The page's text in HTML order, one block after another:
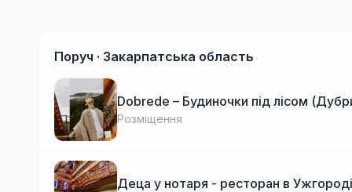
Поруч · Закарпатська область
Dobrede – Будиночки під лісом
Розміщення
Деца у нотаря - ресторан в Ужгороді